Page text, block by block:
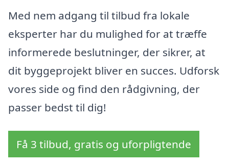
Med nem adgang til tilbud fra lokale
eksperter har du mulighed for at træffe
informerede beslutninger, der sikrer, at
dit byggeprojekt bliver en succes. Udforsk
vores side og find den rådgivning, der
passer bedst til dig!
Få 3 tilbud, gratis og uforpligtende